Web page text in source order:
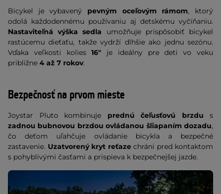
Bicykel je vybavený pevným oceľovým rámom, ktorý
odolá každodennému používaniu aj detskému vyčíňaniu.
Nastaviteľná výška sedla umožňuje prispôsobiť bicykel
rastúcemu dieťaťu, takže vydrží dlhšie ako jednu sezónu.
Vďaka veľkosti kolies16" je ideálny pre deti vo veku
približne 4 až 7 rokov.
Bezpečnosť na prvom mieste
Joystar Pluto kombinuje prednú čeľusťovú brzdu s
zadnou bubnovou brzdou ovládanou šliapaním dozadu,
čo deťom uľahčuje ovládanie bicykla a bezpečné
zastavenie. Uzatvorený kryt reťazechráni pred kontaktom
s pohyblivými časťami a prispieva k bezpečnejšej jazde.